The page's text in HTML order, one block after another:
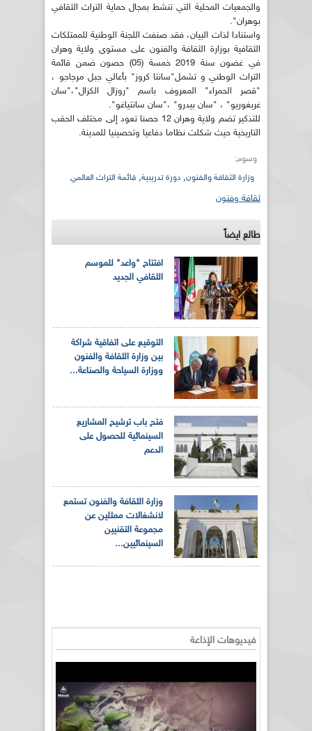
والجمعيات المحلية التي تنشط بمجال حماية التراث الثقافي
بوهران".
واستنادا لذات البيان، فقد صنفت اللجنة الوطنية للممتلكات
الثقافية بوزارة الثقافة والفنون على مستوى ولاية وهران
في غضون سنة 2019 خمسة (05) حصون ضمن قائمة
التراث الوطني و تشمل"سانتا كروز" بأعالي جبل مرجاجو ،
"قصر الحمراء" المعروف باسم "روزال الكزال"،"سان
غريغوريو" ، "سان بيدرو" ،"سان سانتياغو".
للتذكير تضم ولاية وهران 12 حصنا تعود إلى مختلف الحقب
التاريخية حيث شكلت نظاما دفاعيا وتحصينيا للمدينة.
وسوم:
وزارة الثقافة والفنون, دورة تدريبية, قائمة التراث العالمي
ثقافة وفنون
طالع ايضاً
افتتاح "واعد" للموسم
الثقافي الجديد
التوقيع على اتفاقية شراكة
بين وزارة الثقافة والفنون
ووزارة السياحة والصناعة...
فتح باب ترشيح المشاريع
السينمائية للحصول على
الدعم
وزارة الثقافة والفنون تستمع
لانشغالات ممثلين عن
مجموعة التقنيين
السينمائيين...
فيديوهات الإذاعة